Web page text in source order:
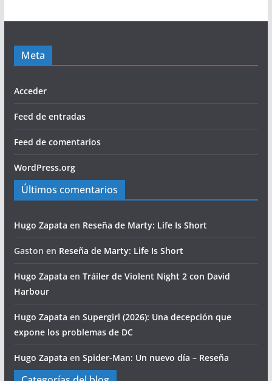
Meta
Acceder
Feed de entradas
Feed de comentarios
WordPress.org
Últimos comentarios
Hugo Zapata en Reseña de Marty: Life Is Short
Gaston en Reseña de Marty: Life Is Short
Hugo Zapata en Tráiler de Violent Night 2 con David
Harbour
Hugo Zapata en Supergirl (2026): Una decepción que
expone los problemas de DC
Hugo Zapata en Spider-Man: Un nuevo día – Reseña